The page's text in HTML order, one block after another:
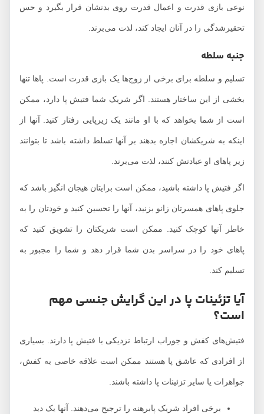
نوعی بازی قدرت و اعمال قدرت روی بدنشان قرار بگیرد و حس
تحقیرشدگی را در آنان ایجاد کند، لذت می‌برند.
جنبه سلطه
تسلیم و سلطه برای برخی از زوج‌ها یک بازی قدرت است. پاها تنها
بخشی از این ساختار هستند. اگر شریک شما فتیش پا دارد، ممکن
است از شما بخواهد که با او مانند یک زیرپایی رفتار کنید. آنها از
اینکه به شریکشان اجازه بدهند بر آنها تسلط داشته باشد تا بتوانند
زیر پاهای او عبادتش کنند، لذت می‌برند.
اگر فتیش پا داشته باشید، ممکن است برایتان هیجان انگیز باشد که
جلوی پاهای همسرتان زانو بزنید، آنها را تحسین کنید و خودتان را به
خاطر آنها کوچک کنید. ممکن است شریکتان را تشویق کنید که
پاهای خود را در سراسر بدن شما قرار دهد و شما را مجبور به
تسلیم کند.
آیا تزئینات پا در این گرایش جنسی مهم
است؟
فتیش‌های کفش و جوراب ارتباط نزدیکی با فتیش پا دارند. بسیاری
از افرادی که عاشق پا هستند ممکن است علاقه خاصی به کفش،
جواهرات یا سایر تزئینات پا داشته باشند.
برخی افراد شریک پابرهنه را ترجیح می‌دهند. آنها یک دید